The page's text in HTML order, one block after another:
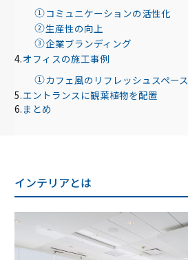
コミュニケーションの活性化
生産性の向上
企業ブランディング
オフィスの施工事例
カフェ風のリフレッシュスペース
エントランスに観葉植物を配置
まとめ
インテリアとは